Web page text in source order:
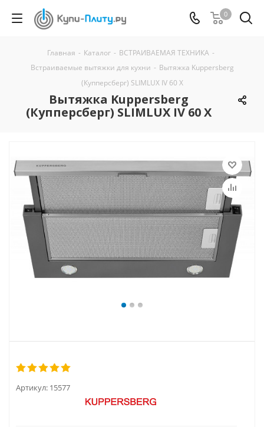
0
Главная - Каталог - ВСТРАИВАЕМАЯ ТЕХНИКА -
Встраиваемые вытяжки для кухни - Вытяжка Kuppersberg
(Купперсберг) SLIMLUX IV 60 X
Вытяжка Kuppersberg
(Купперсберг) SLIMLUX IV 60 X
Артикул: 15577